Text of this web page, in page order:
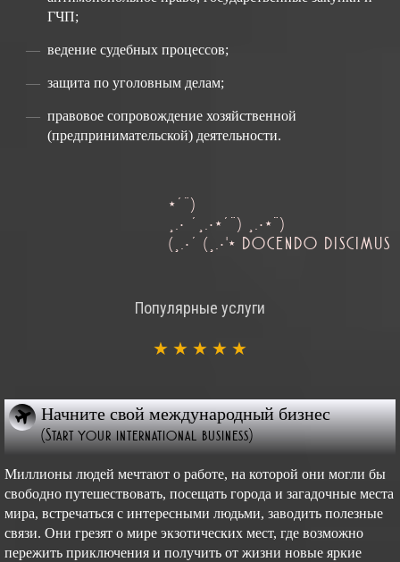
ГЧП;
ведение судебных процессов;
защита по уголовным делам;
правовое сопровождение хозяйственной
(предпринимательской) деятельности.
*´¨)
¸.• ´¸.•*´¨) ¸.•*¨)
(¸.•´ (¸.•'* DOCENDO DISCIMUS
Популярные услуги
★
★
★
★
★
Начните свой международный бизнес
(Start your international business)
Миллионы людей мечтают о работе, на которой они могли бы
свободно путешествовать, посещать города и загадочные места
мира, встречаться с интересными людьми, заводить полезные
связи. Они грезят о мире экзотических мест, где возможно
пережить приключения и получить от жизни новые яркие